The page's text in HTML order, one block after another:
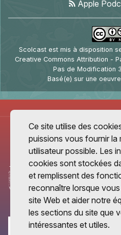
Apple
Scolcast est mis à disposition
Creative Commons Attribution -
Pas de Modification
Basé(e) sur une
Ce site utilise des
puissions vous fournir la
utilisateur possible. Les
cookies sont stockées
et remplissent des
reconnaître lorsque
site Web et aider notre
les sections du site que
intéressantes et utiles.